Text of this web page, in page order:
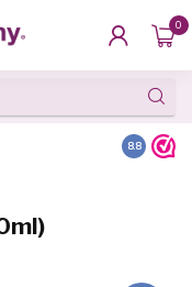
0
Besteld
8.8